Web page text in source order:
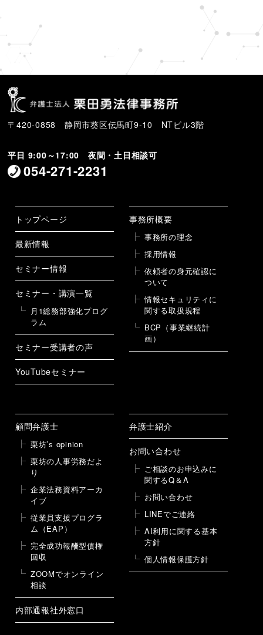
〒420-0858 静岡市葵区伝馬町9-10 NTビル3階
平日 9:00～17:00 夜間・土日相談可
054-271-2231
トップページ
最新情報
セミナー情報
セミナー・講演一覧
月1総務部強化プログ
ラム
セミナー受講者の声
YouTubeセミナー
事務所概要
事務所の理念
採用情報
依頼者の身元確認に
ついて
情報セキュリティに
関する取扱規程
BCP（事業継続計
画）
顧問弁護士
栗坊’s opinion
栗坊の人事労務だよ
り
企業法務資料アーカ
イブ
従業員支援プログラ
ム（EAP）
完全成功報酬型債権
回収
ZOOMでオンライン
相談
内部通報社外窓口
弁護士紹介
お問い合わせ
ご相談のお申込みに
関するQ＆A
お問い合わせ
LINEでご連絡
AI利用に関する基本
方針
個人情報保護方針